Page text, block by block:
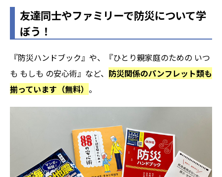
友達同士やファミリーで防災について学
ぼう！
『防災ハンドブック』や、『ひとり親家庭のための いつ
も もしも の安心術』など、 防災関係のパンフレット類も
揃っています（無料） 。